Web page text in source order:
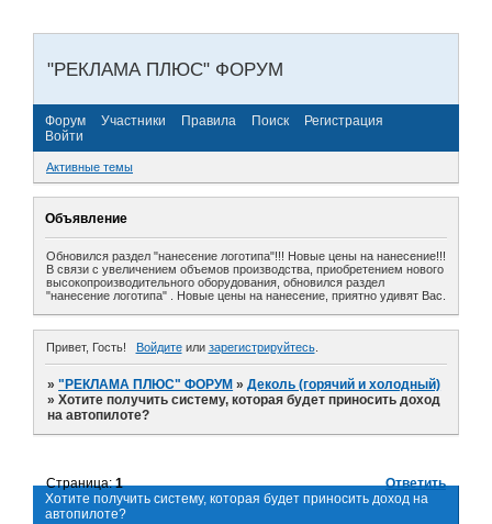
"РЕКЛАМА ПЛЮС" ФОРУМ
Форум Участники Правила Поиск
Регистрация
Войти
Активные темы
Объявление
Обновился раздел "нанесение логотипа"!!! Новые цены на нанесение!!!
В связи с увеличением объемов производства, приобретением нового
высокопроизводительного оборудования, обновился раздел
"нанесение логотипа" . Новые цены на нанесение, приятно удивят Вас.
Привет, Гость! Войдитеили зарегистрируйтесь.
»"РЕКЛАМА ПЛЮС" ФОРУМ »Деколь (горячий и холодный)
»Хотите получить систему, которая будет приносить доход
на автопилоте?
Хотите получить систему, которая будет приносить доход на
автопилоте?
Страница:1 Ответить